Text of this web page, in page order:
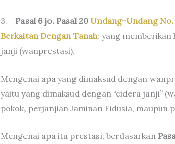
3. Pasal 6 jo. Pasal 20 Undang-Undang No.
Berkaitan DenganTanah: yang
janji (wanprestasi).
Mengenai apa yang dimaksud dengan
yaitu yang dimaksud dengan “cidera janji”
pokok, perjanjian Jaminan Fidusia, maupun
Mengenai apa itu prestasi, berdasarkan